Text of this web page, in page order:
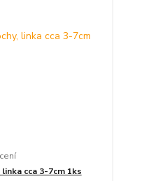
cca 3-7cm 1ks